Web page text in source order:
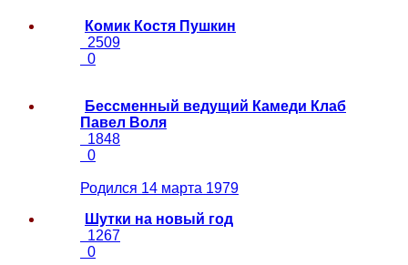
Комик Костя Пушкин
2509
0
Бессменный ведущий Камеди Клаб
Павел Воля
1848
0
Родился 14 марта 1979
Шутки на новый год
1267
0